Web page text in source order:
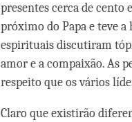
presentes cerca de cento
próximo do Papa e teve
espirituais discutiram
amor e a compaixão. As
respeito que os vários
Claro que existirão